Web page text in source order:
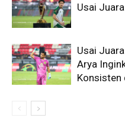
Usai
Usai
Arya
Konsisten